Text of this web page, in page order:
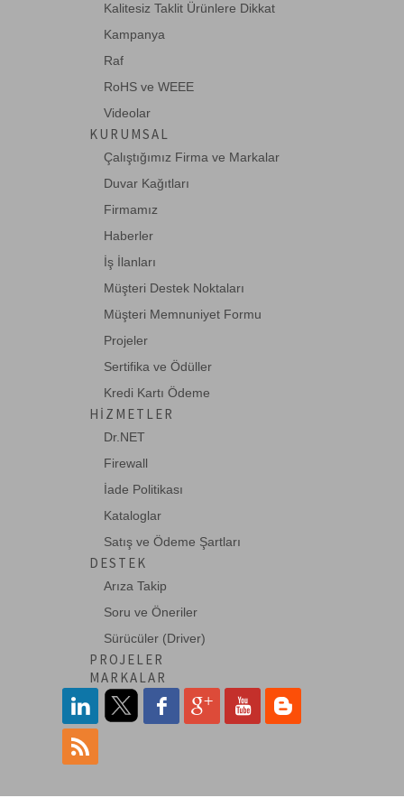
74LS122
DUAL RETRIG.MONO MULTIVIBRATOR
74LS145
BCD-TO-DECIMAL DECODER/DRIVER
74LS153
DUAL 4/1 MULTIPLEXER, STROBE
74LS158
QUAD 2-1 MUX. (INV.OUT)
74LS163
PRESET. DECADE CTR. (SYN.CLR.)
74LS174
HEX "D" F/F
Kalitesiz Taklit Ürünlere Dikkat
Kampanya
Raf
RoHS ve WEEE
Videolar
KURUMSAL
Çalıştığımız Firma ve Markalar
Duvar Kağıtları
Firmamız
Haberler
İş İlanları
Müşteri Destek Noktaları
Müşteri Memnuniyet Formu
Projeler
Sertifika ve Ödüller
Kredi Kartı Ödeme
HIZMETLER
Dr.NET
Firewall
İade Politikası
Kataloglar
Satış ve Ödeme Şartları
DESTEK
Arıza Takip
Soru ve Öneriler
Sürücüler (Driver)
PROJELER
MARKALAR